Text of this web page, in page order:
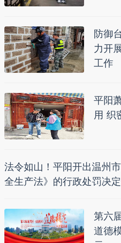
防御
力开
工作
平阳
用 织
法令如山！平阳开出温州
全生产法》的行政处罚决
第六
道德